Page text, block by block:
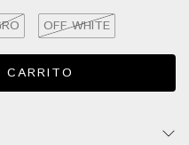
OFF WHITE